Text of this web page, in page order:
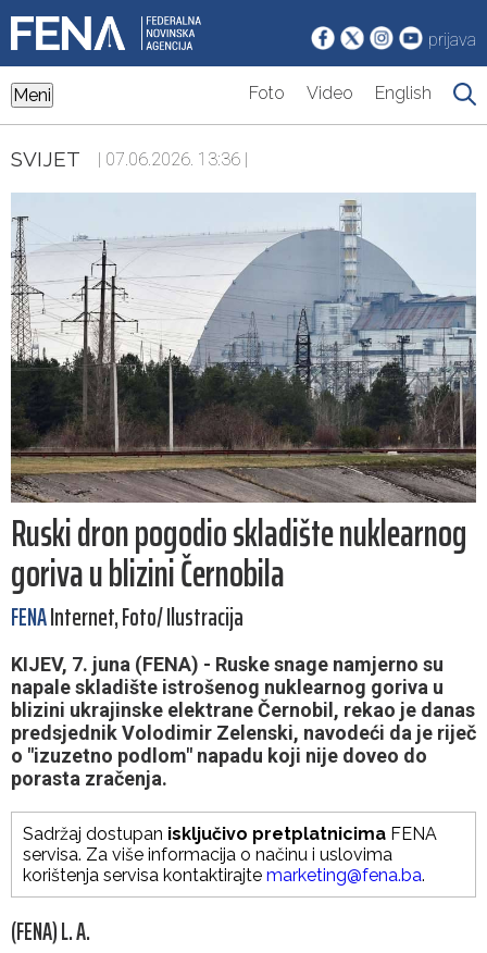
prijava
Meni Foto Video English
SVIJET | 07.06.2026. 13:36 |
Ruski dron pogodio skladište nuklearnog
goriva u blizini Černobila
FENAInternet, Foto/ Ilustracija
KIJEV, 7. juna (FENA) - Ruske snage namjerno su
napale skladište istrošenog nuklearnog goriva u
blizini ukrajinske elektrane Černobil, rekao je danas
predsjednik Volodimir Zelenski, navodeći da je riječ
o "izuzetno podlom" napadu koji nije doveo do
porasta zračenja.
Sadržaj dostupan isključivo pretplatnicima FENA
servisa. Za više informacija o načinu i uslovima
korištenja servisa kontaktirajte marketing@fena.ba.
(FENA) L. A.